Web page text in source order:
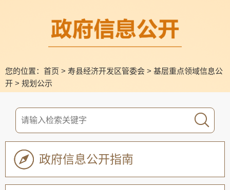
您的位置： 首页 > 寿县经济开发区管委会 > 基层重点领域信息公
开 > 规划公示
政府信息公开指南